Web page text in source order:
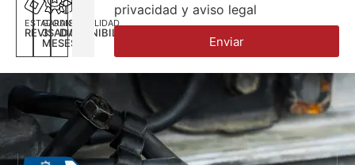
ESTADO
REVISADA
GARANTÍA
3
MESES
DISPONILIDAD
DISPONIBILIDAD
privacidad y aviso legal
Enviar